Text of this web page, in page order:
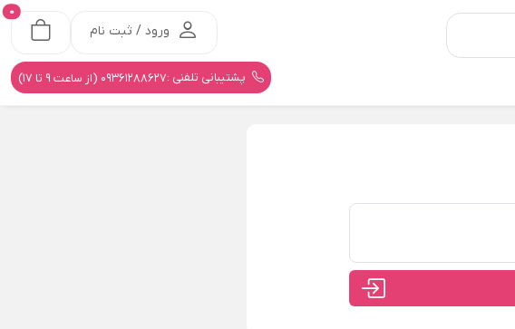
ورود / ثبت نام
0
پشتیبانی تلفنی :09361288627 (از ساعت 9 تا 17)